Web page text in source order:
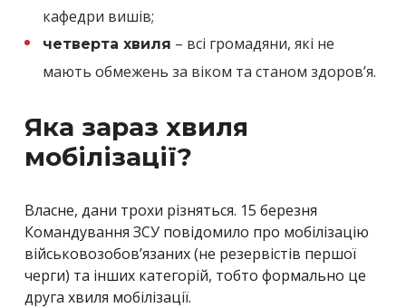
кафедри вишів;
четверта хвиля – всі громадяни, які не
мають обмежень за віком та станом здоров’я.
Яка зараз хвиля
мобілізації?
Власне, дани трохи різняться. 15 березня
Командування ЗСУ повідомило про мобілізацію
військовозобов’язаних (не резервістів першої
черги) та інших категорій, тобто формально це
друга хвиля мобілізації.